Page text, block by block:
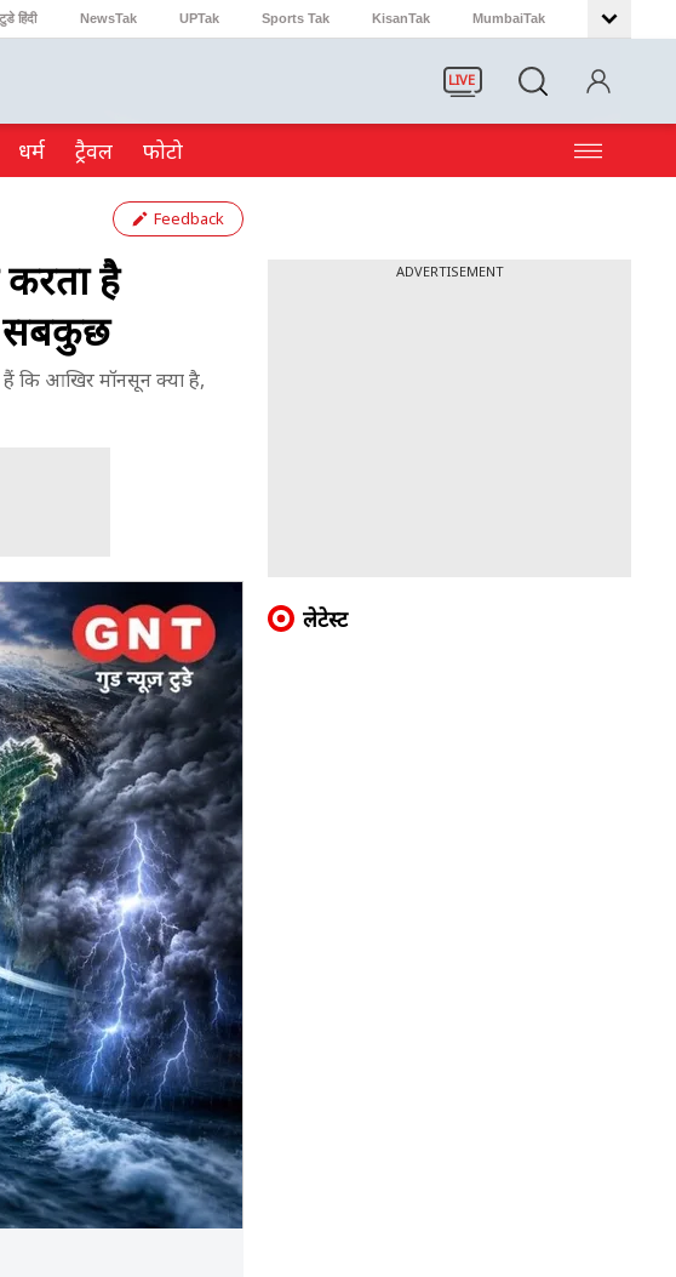
हिंदी NewsTak UPTak Sports Tak KisanTak MumbaiTak
LIVE
धर्म ट्रैवल फोटो
Feedback
है
सबकुछ
कि आखिर मॉनसून क्या है,
ADVERTISEMENT
लेटेस्ट